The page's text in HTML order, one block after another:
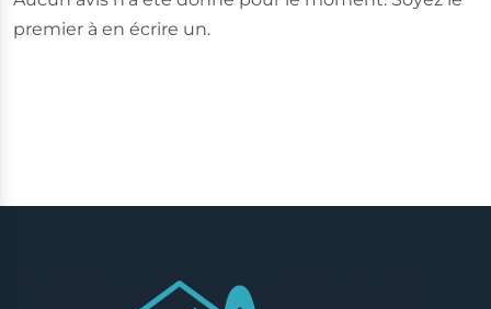
premier à en écrire un.